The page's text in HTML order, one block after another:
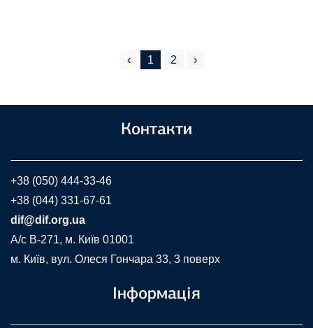
‹ 1 2 ›
Контакти
+38 (050) 444-33-46
+38 (044) 331-67-61
dif@dif.org.ua
A/c В-271, м. Київ 01001
м. Київ, вул. Олеся Гончара 33, 3 поверх
Інформація